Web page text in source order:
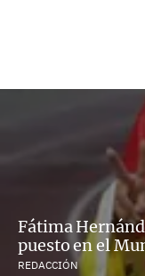
Fátima
puesto en el
REDACCIÓN